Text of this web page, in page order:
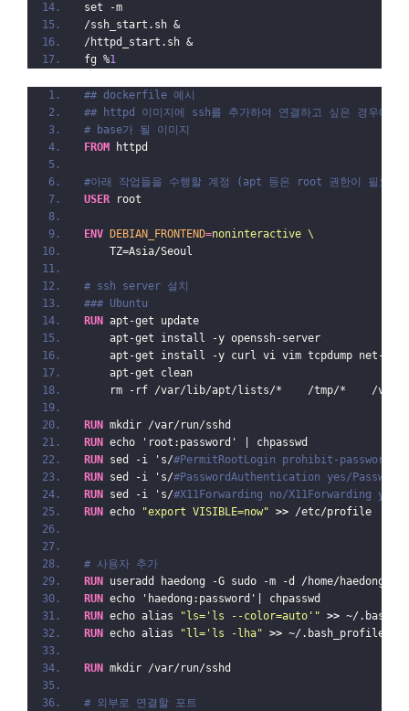
set -m
/ssh_start.sh &
/httpd_start.sh &
fg %1
## dockerfile 예시
## httpd 이미지에 ssh를 추가하여 연결하고 싶은 경우에 대
# base가 될 이미지
FROM httpd
#아래 작업들을 수행할 계정 (apt 등은 root 권한이 필요하
USER root
ENV DEBIAN_FRONTEND=noninteractive \
    TZ=Asia/Seoul
# ssh server 설치
### Ubuntu
RUN
apt-get update
apt-get install -y openssh-server
apt-get install -y curl vi vim tcpdump net-
apt-get clean
rm -rf /var/lib/apt/lists/*    /tmp/*    /var/
RUN
mkdir /var/run/sshd
RUN
echo 'root:password' | chpasswd
RUN
sed -i 's/#PermitRootLogin prohibit-password/
RUN
sed -i 's/#PasswordAuthentication yes/
RUN
sed -i 's/#X11Forwarding no/X11Forwarding
RUN
echo "export VISIBLE=now" >> /etc/profile
# 사용자 추가
RUN
useradd haedong -G sudo -m -d /home/haedong -
RUN
echo 'haedong:password'| chpasswd
RUN
echo alias "ls='ls --color=auto'" >> ~/
RUN
echo alias "ll='ls -lha" >> ~/.bash_profile
RUN mkdir /var/run/sshd
# 외부로 연결할 포트